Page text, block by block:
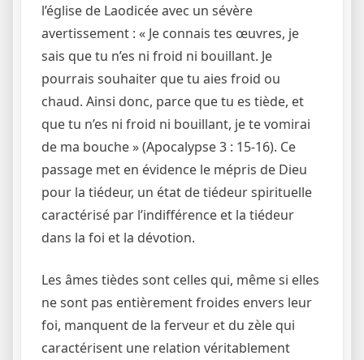
l’église de Laodicée avec un sévère
avertissement : « Je connais tes œuvres, je
sais que tu n’es ni froid ni bouillant. Je
pourrais souhaiter que tu aies froid ou
chaud. Ainsi donc, parce que tu es tiède, et
que tu n’es ni froid ni bouillant, je te vomirai
de ma bouche » (Apocalypse 3 : 15-16). Ce
passage met en évidence le mépris de Dieu
pour la tiédeur, un état de tiédeur spirituelle
caractérisé par l’indifférence et la tiédeur
dans la foi et la dévotion.
Les âmes tièdes sont celles qui, même si elles
ne sont pas entièrement froides envers leur
foi, manquent de la ferveur et du zèle qui
caractérisent une relation véritablement